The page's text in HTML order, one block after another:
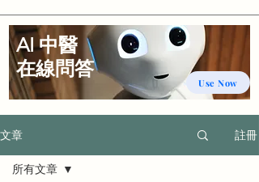
文章 註冊
所有文章
Use Now
AI 中醫
​在線問答